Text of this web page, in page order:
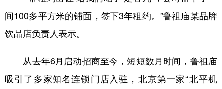
间100多平方米的铺面，签下3年租约。”鲁祖庙某品牌
饮品店负责人表示。
从去年6月启动招商至今，短短数月时间，鲁祖庙
吸引了多家知名连锁门店入驻，北京第一家“北平机